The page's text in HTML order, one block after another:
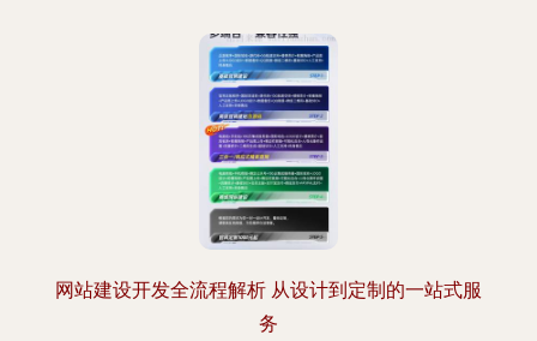
网站建设开发全流程解析 从设计到定制的一站式服
务